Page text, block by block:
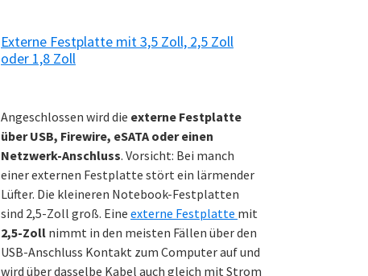
Externe Festplatte mit 3,5 Zoll, 2,5 Zoll
oder 1,8 Zoll
Angeschlossen wird die externe Festplatte
über USB, Firewire, eSATA oder einen
Netzwerk-Anschluss. Vorsicht: Bei manch
einer externen Festplatte stört ein lärmender
Lüfter. Die kleineren Notebook-Festplatten
sind 2,5-Zoll groß. Eine externe Festplatte mit
2,5-Zoll nimmt in den meisten Fällen über den
USB-Anschluss Kontakt zum Computer auf und
wird über dasselbe Kabel auch gleich mit Strom